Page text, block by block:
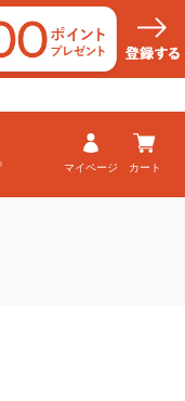
マイページ カート